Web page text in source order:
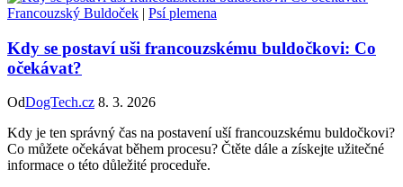
Francouzský Buldoček | Psí plemena
Kdy se postaví uši francouzskému buldočkovi: Co
očekávat?
OdDogTech.cz 8. 3. 2026
Kdy je ten správný čas na postavení uší francouzskému buldočkovi?
Co můžete očekávat během procesu? Čtěte dále a získejte užitečné
informace o této důležité proceduře.